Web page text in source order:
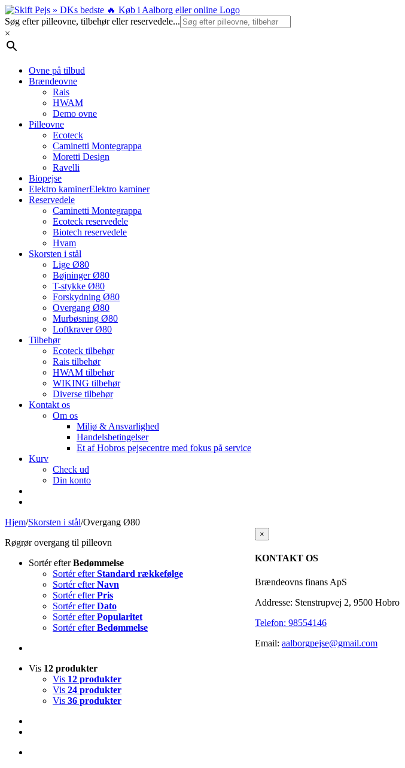
Skip
to
content
Søg efter pilleovne, tilbehør eller reservedele...
×
Ovne på tilbud
Brændeovne
Rais
HWAM
Demo ovne
Pilleovne
Ecoteck
Caminetti Montegrappa
Moretti Design
Ravelli
Biopejse
Elektro kaminerElektro kaminer
Reservedele
Caminetti Montegrappa
Ecoteck reservedele
Biotech reservedele
Hvam
Skorsten i stål
Lige Ø80
Bøjninger Ø80
T-stykke Ø80
Forskydning Ø80
Overgang Ø80
Murbøsning Ø80
Loftkraver Ø80
Tilbehør
Ecoteck tilbehør
Rais tilbehør
HWAM tilbehør
WIKING tilbehør
Diverse tilbehør
Kontakt os
Om os
Miljø & Ansvarlighed
Handelsbetingelser
Et af Hobros pejsecentre med fokus på service
Kurv
Check ud
Din konto
Hjem/Skorsten i stål/Overgang Ø80
Røgrør overgang til pilleovn
Sortér efterBedømmelse
Sortér efterStandard rækkefølge
Sortér efterNavn
Sortér efterPris
Sortér efterDato
Sortér efterPopularitet
Sortér efterBedømmelse
Vis 12 produkter
Vis 12 produkter
Vis 24 produkter
Vis 36 produkter
Close
product
view
×
KONTAKT OS
Brændeovns finans ApS
Addresse: Stenstrupvej 2, 9500 Hobro
Telefon: 98554146
Email: aalborgpejse@gmail.com